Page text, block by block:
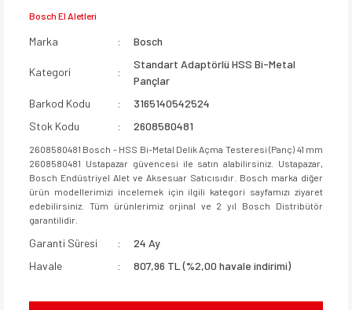
Bosch El Aletleri
Marka Bosch
Kategori
Standart Adaptörlü HSS Bi-Metal
Pançlar
Barkod Kodu
3165140542524
Stok Kodu
2608580481
2608580481 Bosch - HSS Bi-Metal Delik Açma Testeresi (Panç) 41 mm
2608580481 Ustapazar güvencesi ile satın alabilirsiniz. Ustapazar,
Bosch Endüstriyel Alet ve Aksesuar Satıcısıdır. Bosch marka diğer
ürün modellerimizi incelemek için ilgili kategori sayfamızı ziyaret
edebilirsiniz. Tüm ürünlerimiz orjinal ve 2 yıl Bosch Distribütör
garantilidir.
Garanti Süresi
24 Ay
Havale
807,96 TL (%2,00 havale indirimi)